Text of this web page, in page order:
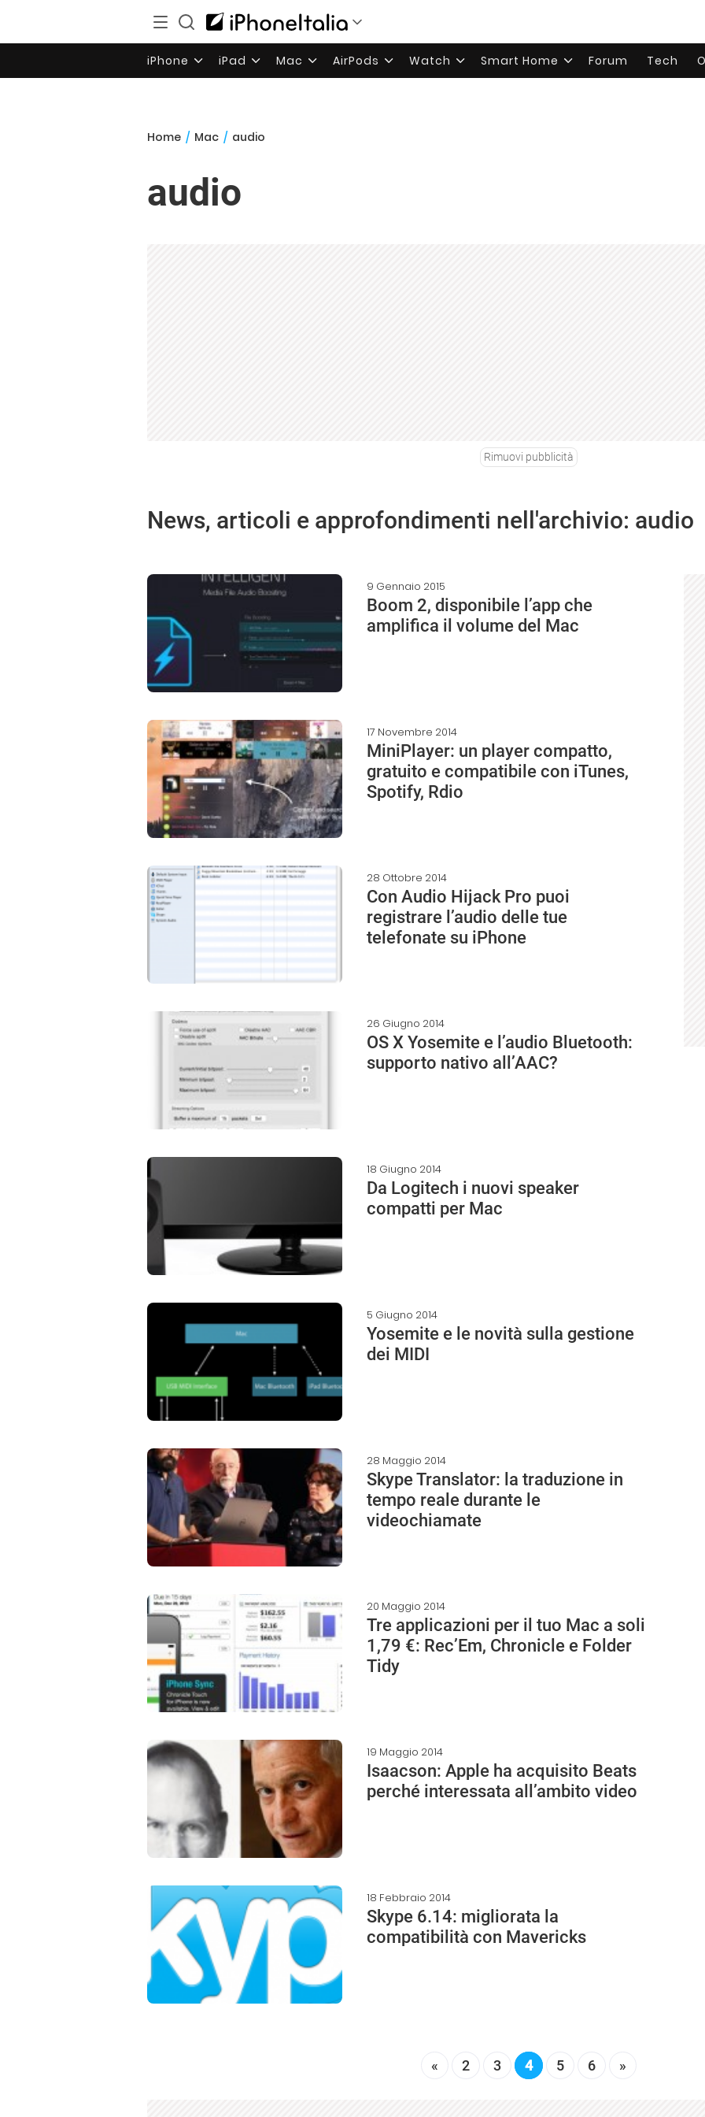
iPhone iPad Mac AirPods Watch Smart Home Forum Tech
Home / Mac / audio
audio
Rimuovi pubblicità
News, articoli e approfondimenti nell'archivio: audio
9 Gennaio 2015
Boom 2, disponibile l’app che
amplifica il volume del Mac
17 Novembre 2014
MiniPlayer: un player compatto,
gratuito e compatibile con iTunes,
Spotify, Rdio
28 Ottobre 2014
Con Audio Hijack Pro puoi
registrare l’audio delle tue
telefonate su iPhone
26 Giugno 2014
OS X Yosemite e l’audio Bluetooth:
supporto nativo all’AAC?
18 Giugno 2014
Da Logitech i nuovi speaker
compatti per Mac
5 Giugno 2014
Yosemite e le novità sulla gestione
dei MIDI
28 Maggio 2014
Skype Translator: la traduzione in
tempo reale durante le
videochiamate
20 Maggio 2014
Tre applicazioni per il tuo Mac a soli
1,79 €: Rec’Em, Chronicle e Folder
Tidy
19 Maggio 2014
Isaacson: Apple ha acquisito Beats
perché interessata all’ambito video
18 Febbraio 2014
Skype 6.14: migliorata la
compatibilità con Mavericks
« 2 3 4 5 6 »